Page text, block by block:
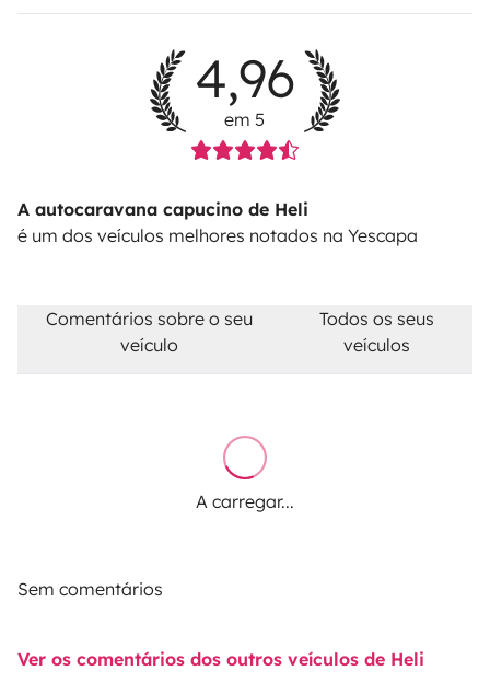
4,96
em 5
A autocaravana capucino de Heli
é um dos veículos melhores notados na Yescapa
Comentários sobre o seu
veículo
Todos os seus
veículos
A carregar...
Sem comentários
Ver os comentários dos outros veículos de Heli